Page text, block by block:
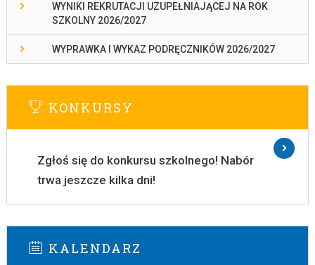
WYNIKI REKRUTACJI UZUPEŁNIAJĄCEJ NA ROK
SZKOLNY 2026/2027
WYPRAWKA I WYKAZ PODRĘCZNIKÓW 2026/2027
KONKURSY
Zgłoś się do konkursu szkolnego! Nabór
trwa jeszcze kilka dni!
KALENDARZ